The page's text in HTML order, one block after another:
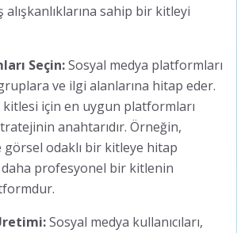
alışkanlıklarına sahip bir kitleyi
Seçin:Sosyal medya platformları
ve ilgi alanlarına hitap eder.
için en uygun platformları
anahtarıdır. Örneğin,
odaklı bir kitleye hitap
profesyonel bir kitlenin
Sosyal medya kullanıcıları,